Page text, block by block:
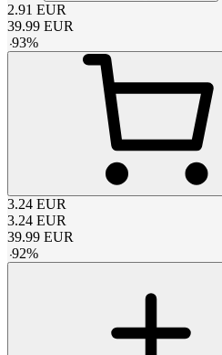
2.91 EUR
39.99 EUR
-93%
3.24 EUR
3.24 EUR
39.99 EUR
-92%